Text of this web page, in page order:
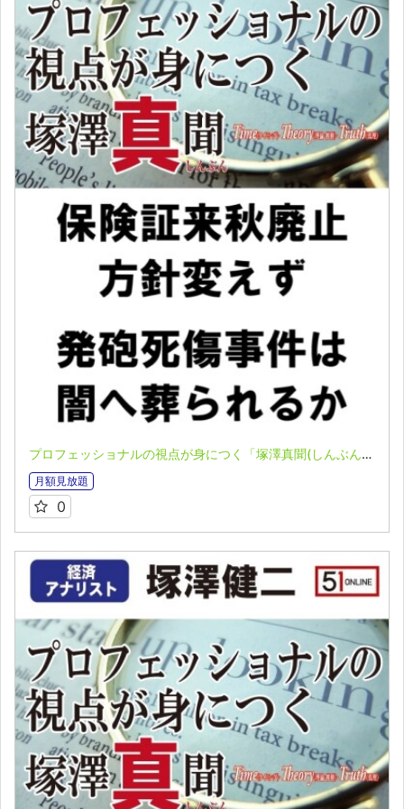
プロフェッショナルの視点が身につく「塚澤真聞(しんぶん)」(2023.06.19)
月額見放題
0